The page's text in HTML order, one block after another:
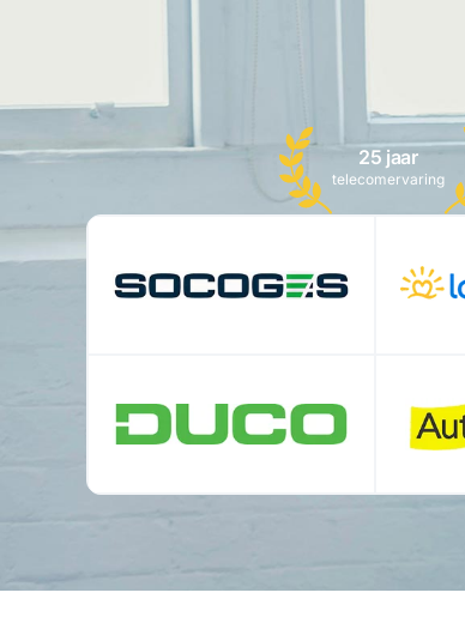
25 jaar
telecomervaring